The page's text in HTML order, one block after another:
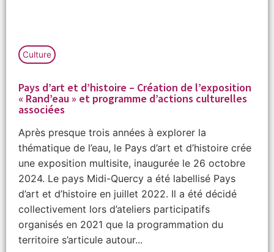
Culture
Pays d’art et d’histoire – Création de l’exposition
« Rand’eau » et programme d’actions culturelles
associées
Après presque trois années à explorer la
thématique de l’eau, le Pays d’art et d’histoire crée
une exposition multisite, inaugurée le 26 octobre
2024. Le pays Midi-Quercy a été labellisé Pays
d’art et d’histoire en juillet 2022. Il a été décidé
collectivement lors d’ateliers participatifs
organisés en 2021 que la programmation du
territoire s’articule autour...